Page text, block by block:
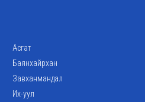
Асгат
Баянхайрхан
Завханмандал
Их-уул